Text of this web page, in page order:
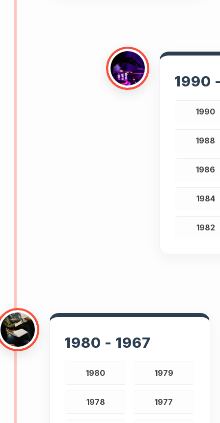
1990
1990
1988
1986
1984
1982
1980 - 1967
1980 1979
1978 1977